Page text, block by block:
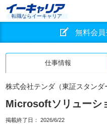
転職ならイーキャリア
無料会
仕事情報
株式会社テンダ（東証スタンダ
Microsoftソリューシ
掲載終了日： 2026/6/22